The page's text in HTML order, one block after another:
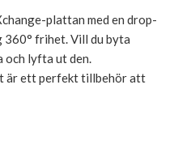
plattan med en drop-
360° frihet. Vill du byta
och lyfta ut den.
är ett perfekt tillbehör att